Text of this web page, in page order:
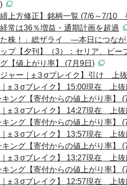
上方修正】銘柄一覧 (7/6～7/10
常は36％増益・通期計画を超過
た株！」総ザライ ―本日につな
プ【夕刊】（3）：セリア、ビー
【値上がり率】 (7月9日)
ジャー｜±３σブレイク】引け
｜±３σブレイク】 15:00現在
ング【寄付からの値上がり率】
｜±３σブレイク】 14:27現在
ング【寄付からの値上がり率】
｜±３σブレイク】 13:57現在
ング【寄付からの値上がり率】
｜±３σブレイク】 13:27現在
ング【寄付からの値上がり率】
｜±３σブレイク】 12:57現在